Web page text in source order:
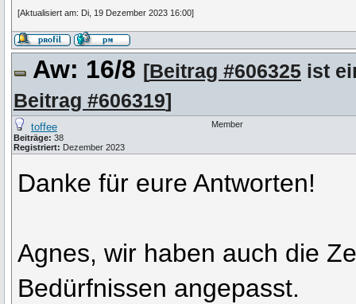
[Aktualisiert am: Di, 19 Dezember 2023 16:00]
Aw: 16/8 [Beitrag #606325 ist
Beitrag #606319]
toffee
Beiträge: 38
Registriert: Dezember 2023
Member
Danke für eure Antworten!
Agnes, wir haben auch die
Bedürfnissen angepasst.